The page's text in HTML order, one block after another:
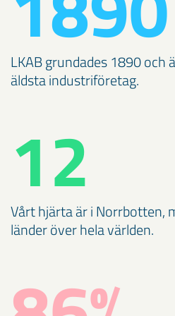
LKAB grundades 1890 och
äldsta industriföretag.
12
Vårt hjärta är i Norrbotten,
länder över hela världen.